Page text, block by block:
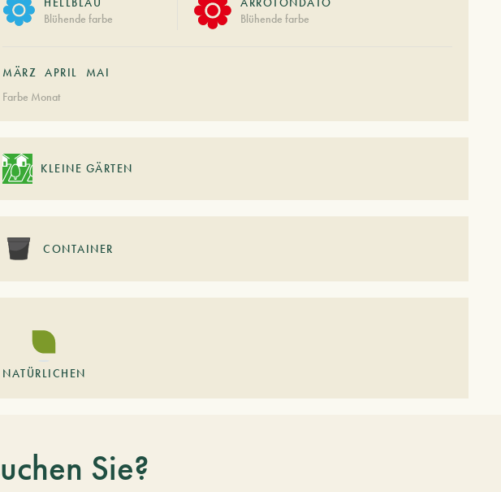
Blühende farbe
Blühende farbe
MÄRZ APRIL
MAI
Farbe Monat
KLEINE GÄRTEN
CONTAINER
NATÜRLICHEN
Sie?